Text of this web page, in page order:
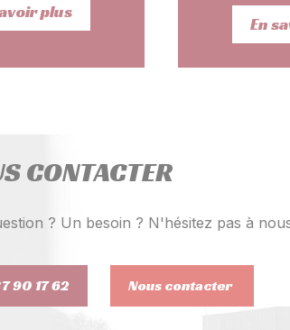
plus
En
CONTACTER
? Un besoin ? N'hésitez pas à
90 17 62 Nous contacter